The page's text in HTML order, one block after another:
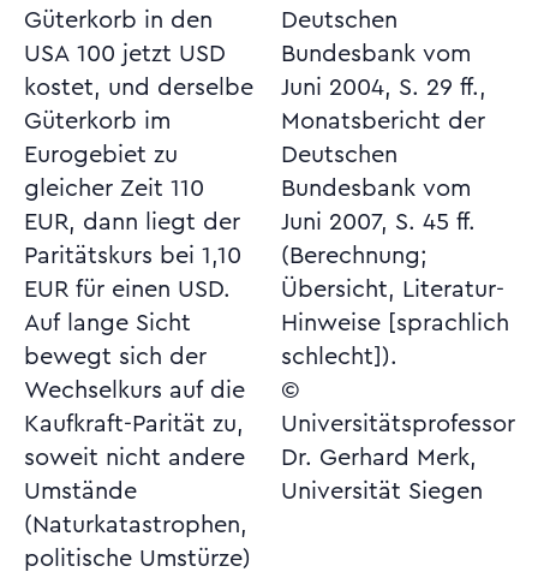
Güterkorb in den
USA 100 jetzt USD
kostet, und derselbe
Güterkorb im
Eurogebiet zu
gleicher Zeit 110
EUR, dann liegt der
Paritätskurs bei 1,10
EUR für einen USD.
Auf lange Sicht
bewegt sich der
Wechselkurs auf die
Kaufkraft-Parität zu,
soweit nicht andere
Umstände
(Naturkatastrophen,
politische Umstürze)
Deutschen
Bundesbank vom
Juni 2004, S. 29 ff.,
Monatsbericht der
Deutschen
Bundesbank vom
Juni 2007, S. 45 ff.
(Berechnung;
Übersicht, Literatur-
Hinweise [sprachlich
schlecht]).
©
Universitätsprofessor
Dr. Gerhard Merk,
Universität Siegen